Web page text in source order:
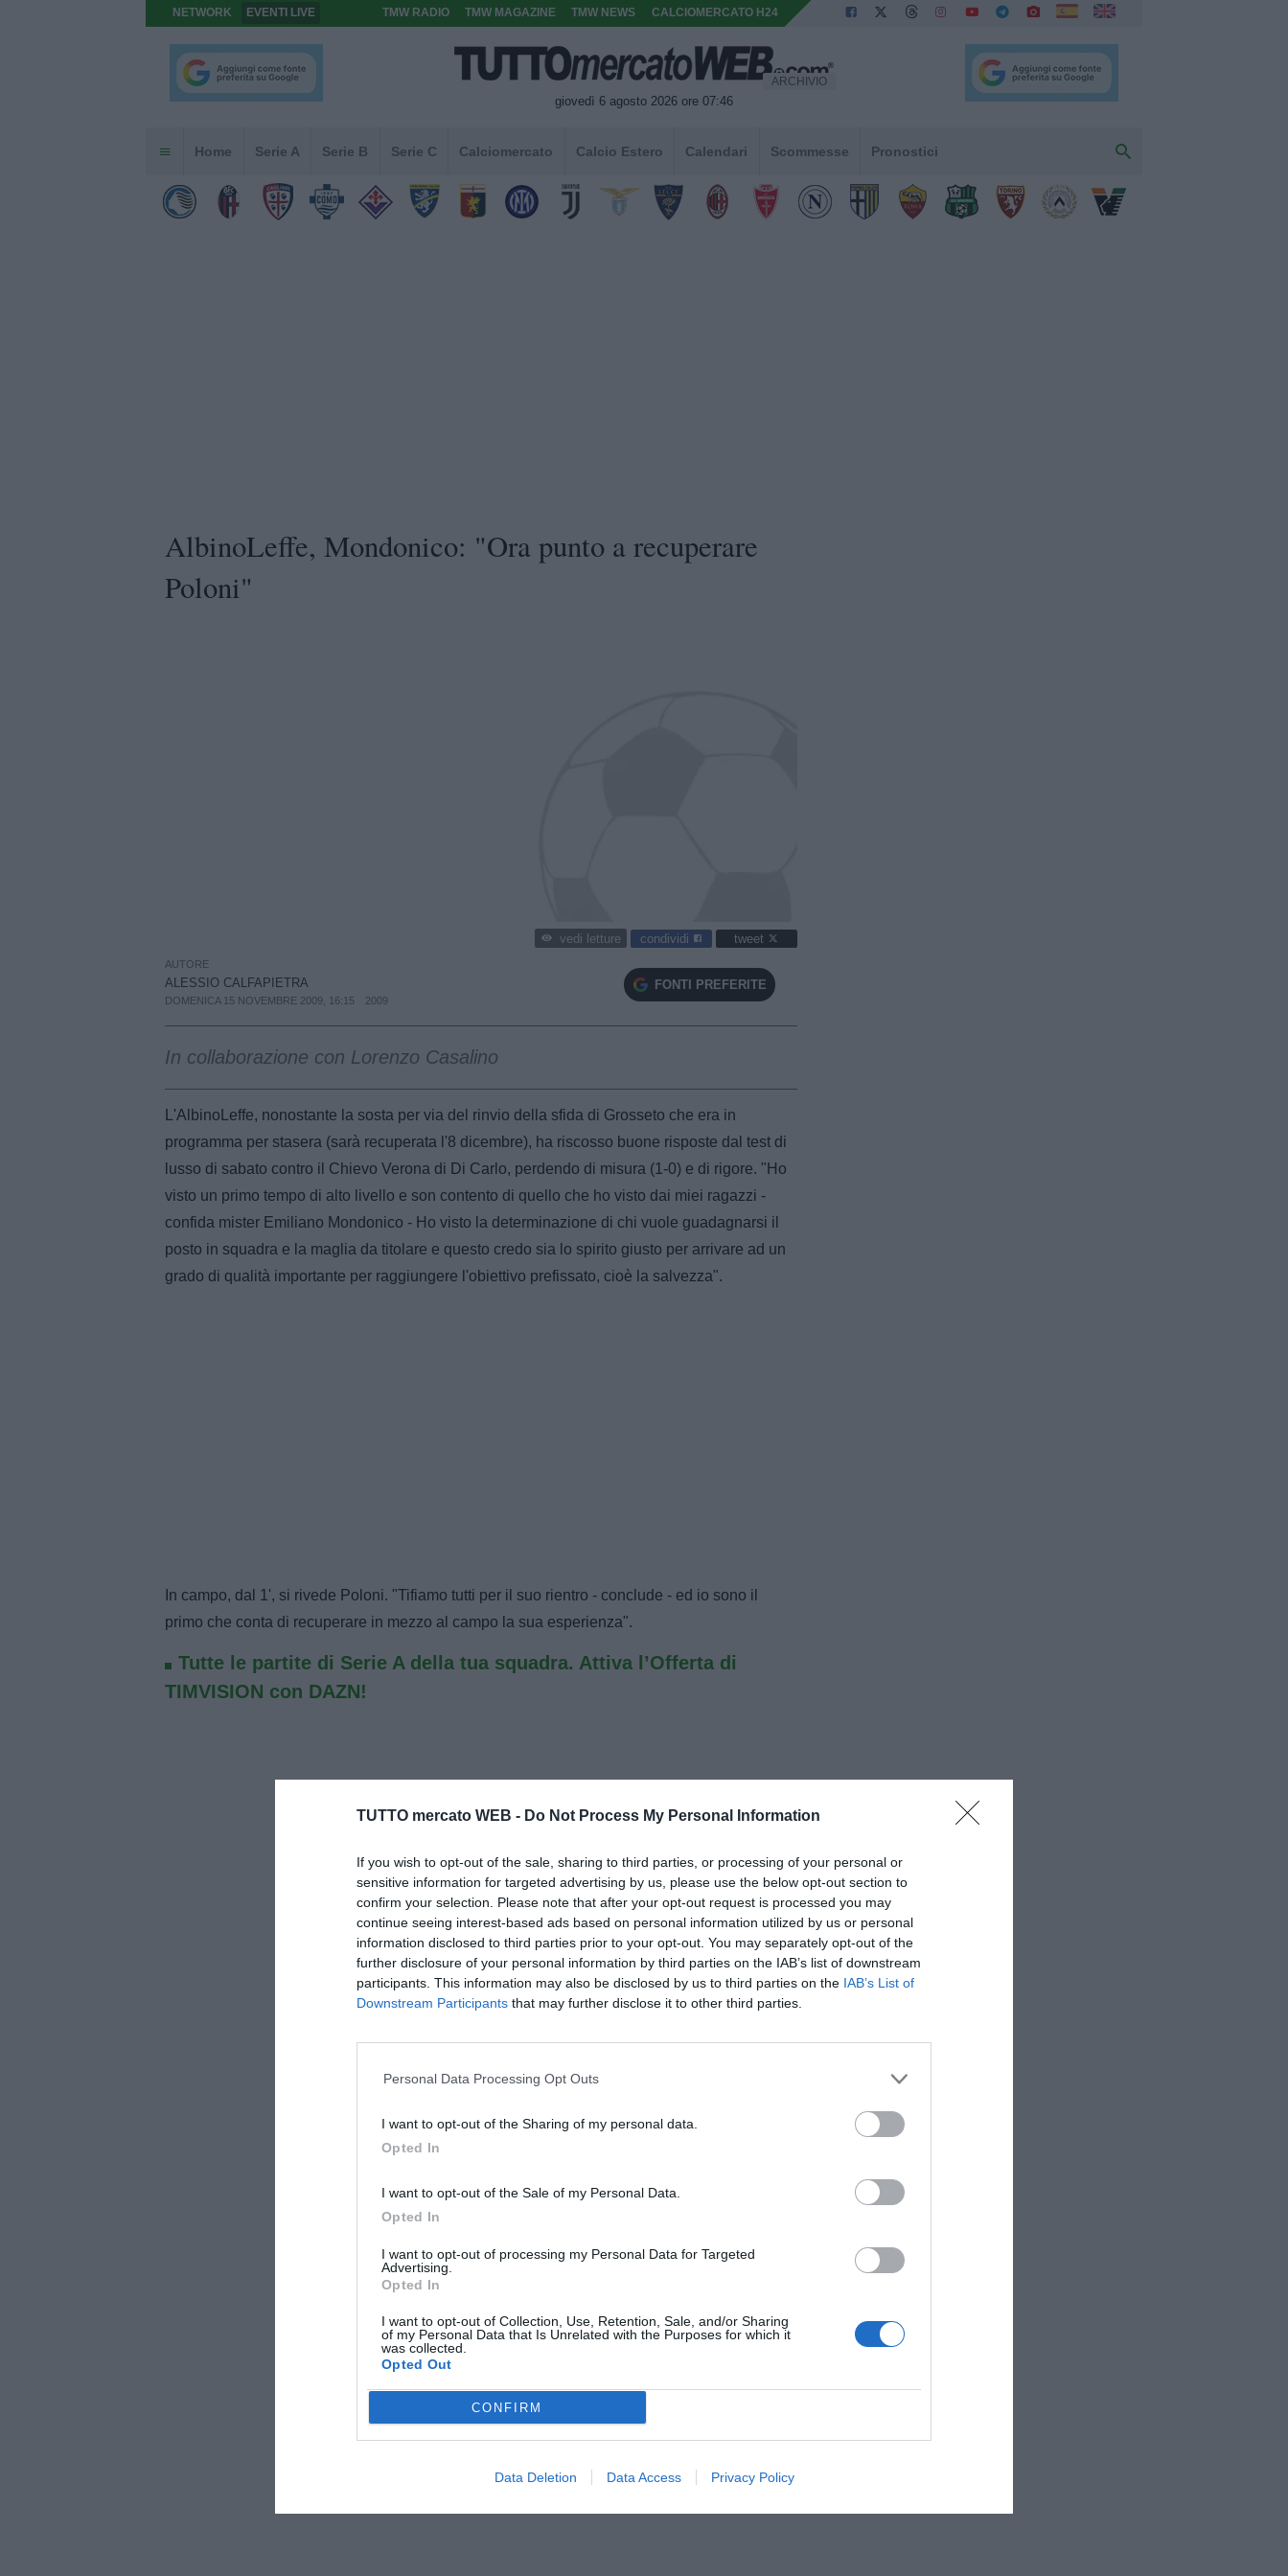
TUTTO mercato WEB - Do Not Process My Personal Information
If you wish to opt-out of the sale, sharing to third parties, or processing of your personal or
sensitive information for targeted advertising by us, please use the below opt-out section to
confirm your selection. Please note that after your opt-out request is processed you may
continue seeing interest-based ads based on personal information utilized by us or personal
information disclosed to third parties prior to your opt-out. You may separately opt-out of the
further disclosure of your personal information by third parties on the IAB’s list of downstream
participants. This information may also be disclosed by us to third parties on the IAB’s List of
Downstream Participants that may further disclose it to other third parties.
Personal Data Processing Opt Outs
I want to opt-out of the Sharing of my personal data.
Opted In
I want to opt-out of the Sale of my Personal Data.
Opted In
I want to opt-out of processing my Personal Data for Targeted
Advertising.
Opted In
I want to opt-out of Collection, Use, Retention, Sale, and/or Sharing
of my Personal Data that Is Unrelated with the Purposes for which it
was collected.
Opted Out
CONFIRM
Data Deletion Data Access Privacy Policy
NETWORK EVENTI LIVE TMW RADIO TMW MAGAZINE TMW NEWS CALCIOMERCATO H24
giovedì 6 agosto 2026 ore 07:46
ARCHIVIO
Home Serie A Serie B Serie C Calciomercato Calcio Estero Calendari Scommesse Pronostici
AlbinoLeffe, Mondonico: "Ora punto a recuperare
Poloni"
vedi letture condividi tweet
AUTORE
ALESSIO CALFAPIETRA
DOMENICA 15 NOVEMBRE 2009, 16:15 2009
FONTI PREFERITE
In collaborazione con Lorenzo Casalino
L'AlbinoLeffe, nonostante la sosta per via del rinvio della sfida di Grosseto che era in
programma per stasera (sarà recuperata l'8 dicembre), ha riscosso buone risposte dal test di
lusso di sabato contro il Chievo Verona di Di Carlo, perdendo di misura (1-0) e di rigore. "Ho
visto un primo tempo di alto livello e son contento di quello che ho visto dai miei ragazzi -
confida mister Emiliano Mondonico - Ho visto la determinazione di chi vuole guadagnarsi il
posto in squadra e la maglia da titolare e questo credo sia lo spirito giusto per arrivare ad un
grado di qualità importante per raggiungere l'obiettivo prefissato, cioè la salvezza".
In campo, dal 1', si rivede Poloni. "Tifiamo tutti per il suo rientro - conclude - ed io sono il
primo che conta di recuperare in mezzo al campo la sua esperienza".
Tutte le partite di Serie A della tua squadra. Attiva l’Offerta di
TIMVISION con DAZN!